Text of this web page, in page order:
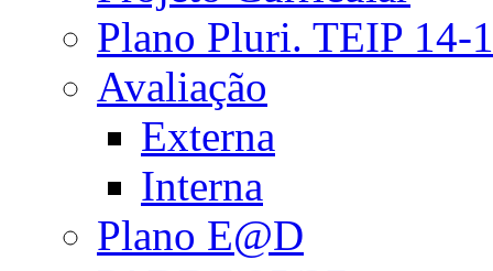
Plano Pluri. TEIP 14-
Avaliação
Externa
Interna
Plano E@D